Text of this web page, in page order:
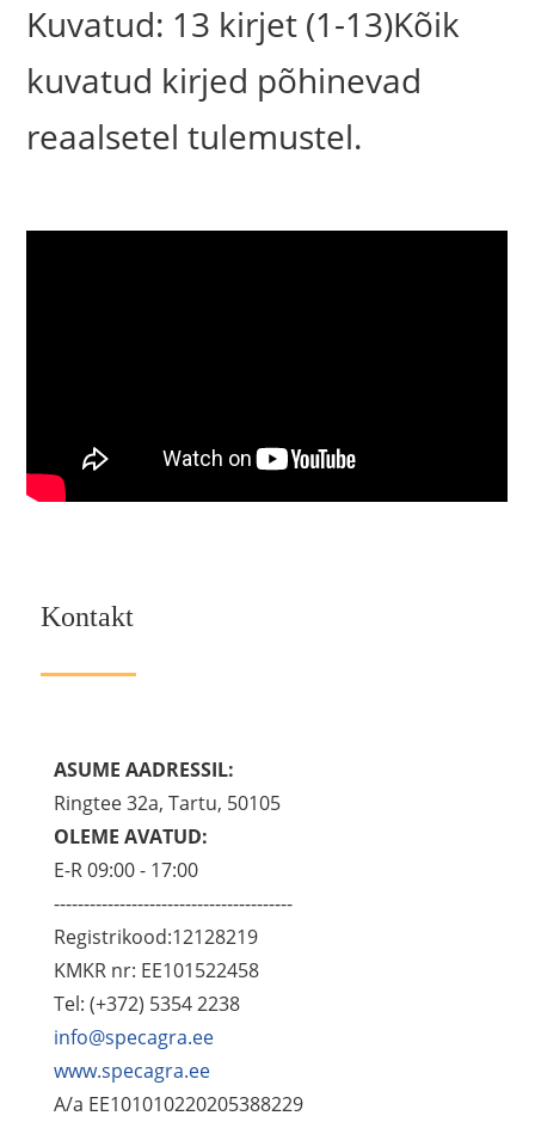
Kuvatud: 13 kirjet (1-13)Kõik
kuvatud kirjed põhinevad
reaalsetel tulemustel.
Kontakt
ASUME AADRESSIL:
Ringtee 32a, Tartu, 50105
OLEME AVATUD:
E-R 09:00 - 17:00
----------------------------------------
Registrikood:12128219
KMKR nr: EE101522458
Tel: (+372) 5354 2238
info@specagra.ee
www.specagra.ee
A/a EE101010220205388229